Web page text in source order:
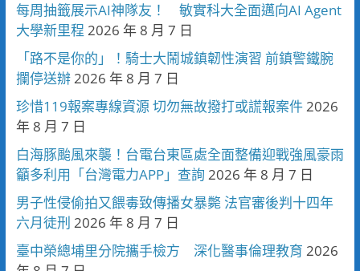
每周抽籤展示AI神隊友！ 敏實科大全面邁向AI Agent
大學新里程 2026 年 8 月 7 日
「路不是你的」！騎士大鬧城鎮韌性演習 前鎮警鐵腕
攔停送辦2026 年 8 月 7 日
珍惜119報案專線資源 切勿無故撥打或謊報案件2026
年 8 月 7 日
白海豚颱風來襲！台電台東區處全面整備迎戰強風豪雨
籲多利用「台灣電力APP」查詢 2026 年 8 月 7 日
男子性侵偷拍又餵毒致傳播女暴斃 法官審後判十四年
六月徒刑 2026 年 8 月 7 日
臺中榮總埔里分院攜手檢方 深化醫事倫理教育 2026